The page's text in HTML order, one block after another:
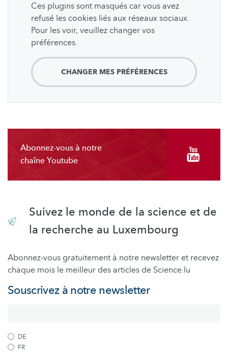
Ces plugins sont masqués car vous avez
refusé les cookies liés aux réseaux sociaux.
Pour les voir, veuillez changer vos
préférences.
CHANGER MES PRÉFÉRENCES
Abonnez-vous à notre
chaîne Youtube
Suivez le monde de la science et de
la recherche au Luxembourg
Abonnez-vous gratuitement à notre newsletter et recevez
chaque mois le meilleur des articles de Science.lu
Souscrivez à notre newsletter
DE
FR